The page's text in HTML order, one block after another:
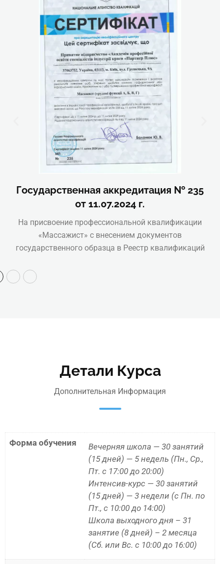
Государственная аккредитация № 235
от 11.07.2024 г.
На присвоение профессиональной квалификации
«Массажист» с внесением документов
государственного образца в Реестр квалификаций
Детали Курса
Дополнительная Информация
Форма обучения
Вечерняя школа — 30 занятий
(15 дней) — 5 недель (Пн., Ср.,
Пт. с 17:00 до 20:00)
Интенсив-курс — 30 занятий
(15 дней) — 3 недели (с Пн. по
Пт., с 10:00 до 14:00)
Школа выходного дня – 31
занятие (8 дней) – 2 месяца
(Сб. или Вс. с 10:00 до 16:00)